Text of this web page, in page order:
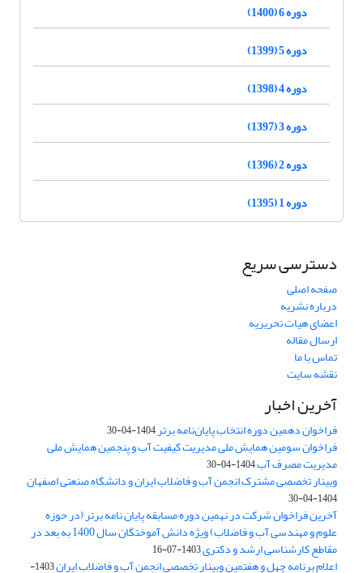
دوره 6 (1400)
دوره 5 (1399)
دوره 4 (1398)
دوره 3 (1397)
دوره 2 (1396)
دوره 1 (1395)
دسترسی سریع
صفحه اصلی
درباره نشریه
اعضای هیات تحریریه
ارسال مقاله
تماس با ما
نقشه سایت
آخرین اخبار
فراخوان دهمین دوره انتخاب پایان‌نامه برتر1404-04-30
فراخوان سومین همایش ملی مدیریت کیفیت آب و پنجمین همایش ملی
مدیریت مصرف آب1404-04-30
وبینار تخصصی مشترک انجمن آب و فاضلاب ایران و دانشگاه صنعتی اصفهان
1404-04-30
آخرین فراخوان شرکت در نهمین دوره مسابقه پایان نامه برتر (در حوزه
علوم و مهندسی آب و فاضلاب) ویژه دانش آموختگان سال 1400 به بعد در
مقاطع کارشناسی ارشد و دکتری1403-07-16
اعلام برنامه چهل و هفتمین وبینار تخصصی انجمن آب و فاضلاب ایران
1403-